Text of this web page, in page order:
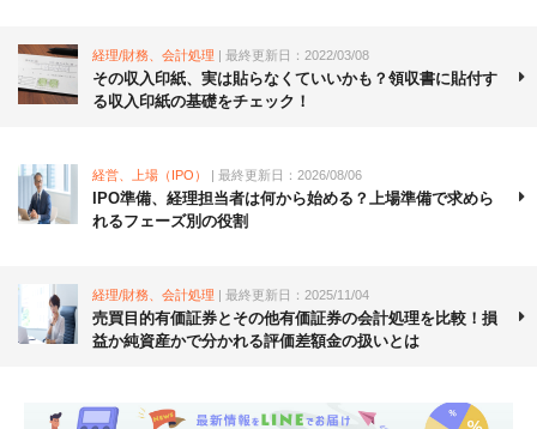
経理/財務、会計処理 | 最終更新日：2022/03/08
その収入印紙、実は貼らなくていいかも？領収書に貼付す
る収入印紙の基礎をチェック！
経営、上場（IPO） | 最終更新日：2026/08/06
IPO準備、経理担当者は何から始める？上場準備で求めら
れるフェーズ別の役割
経理/財務、会計処理 | 最終更新日：2025/11/04
売買目的有価証券とその他有価証券の会計処理を比較！損
益か純資産かで分かれる評価差額金の扱いとは